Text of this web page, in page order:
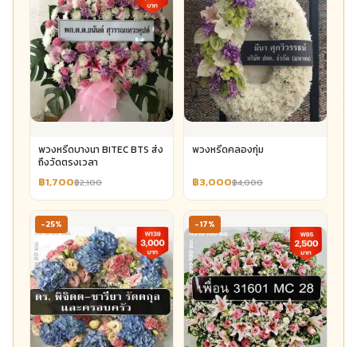
พวงหรีดบางนา BITEC BTS ส่ง
ถึงวัดตรงเวลา
฿1,700฿2,100
พวงหรีดคลองกุ่ม
฿3,000฿4,000
-25% -17%